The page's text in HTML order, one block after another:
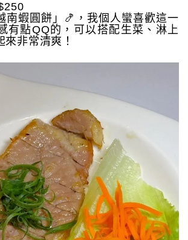
南蝦圓餅」🍤，我個人蠻喜歡這一
有點QQ的，可以搭配生菜、淋上
非常清爽！